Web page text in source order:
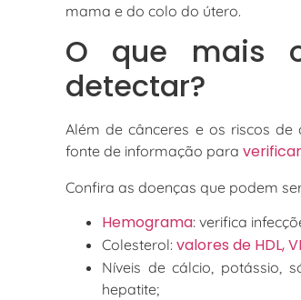
mama e do colo do útero.
O que mais
detectar?
Além de cânceres e os riscos
fonte de informação para
Confira as doenças que podem
Hemograma: verifica
Colesterol: valores de HDL,
Níveis de cálcio, potássio,
hepatite;